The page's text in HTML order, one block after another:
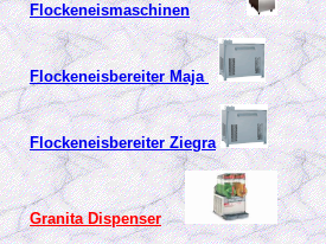
Flockeneismaschinen
Flockeneisbereiter Maja
Flockeneisbereiter Ziegra
Granita Dispenser